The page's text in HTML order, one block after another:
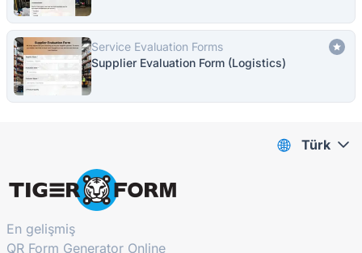
Service Evaluation Forms
Supplier Evaluation Form (Logistics)
En gelişmiş
QR Form Generator Online
Türk